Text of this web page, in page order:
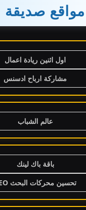
مواقع صديقة
اول اثنين ريادة اعمال
مشاركة ارباح ادسنس
عالم الشباب
باقة باك لينك
تحسين محركات البحث SEO